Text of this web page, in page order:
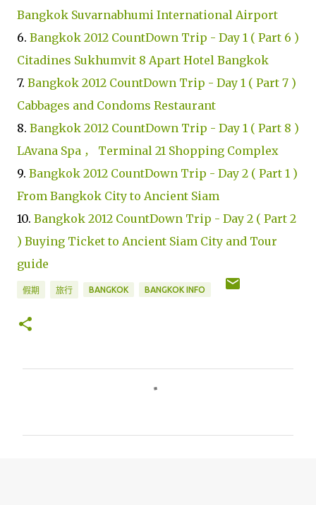
Bangkok Suvarnabhumi International Airport
6. Bangkok 2012 CountDown Trip - Day 1 ( Part 6 )
Citadines Sukhumvit 8 Apart Hotel Bangkok
7. Bangkok 2012 CountDown Trip - Day 1 ( Part 7 )
Cabbages and Condoms Restaurant
8. Bangkok 2012 CountDown Trip - Day 1 ( Part 8 )
LAvana Spa ， Terminal 21 Shopping Complex
9. Bangkok 2012 CountDown Trip - Day 2 ( Part 1 )
From Bangkok City to Ancient Siam
10. Bangkok 2012 CountDown Trip - Day 2 ( Part 2
) Buying Ticket to Ancient Siam City and Tour
guide
假期 旅行 BANGKOK BANGKOK INFO